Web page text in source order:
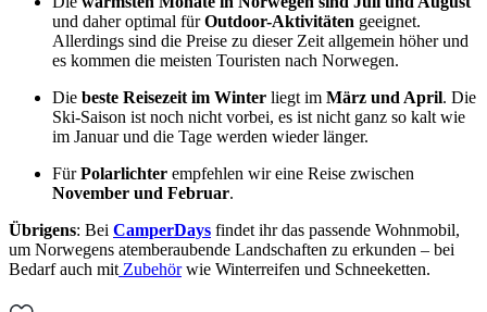
und daher optimal fürOutdoor-Aktivitäten geeignet.
Allerdings sind die Preise zu dieser Zeit allgemein höher und
es kommen die meisten Touristen nach Norwegen.
Die beste Reisezeit im Winter liegt im März und April. Die
Ski-Saison ist noch nicht vorbei, es ist nicht ganz so kalt wie
im Januar und die Tage werden wieder länger.
FürPolarlichter empfehlen wir eine Reise zwischen
November und Februar.
Übrigens: Bei CamperDays findet ihr das passende Wohnmobil,
um Norwegens atemberaubende Landschaften zu erkunden – bei
Bedarf auch mit Zubehörwie Winterreifen und Schneeketten.